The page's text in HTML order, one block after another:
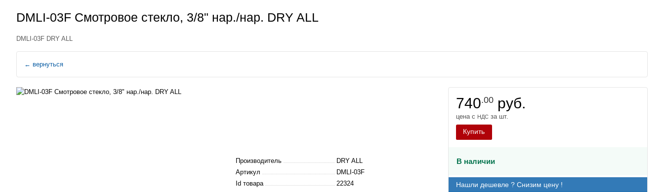
DMLI-03F Смотровое стекло, 3/8" нар./нар. DRY ALL
DMLI-03F DRY ALL
← вернуться
Производитель
DRY ALL
Артикул
DMLI-03F
Id товара
22324
740.00 руб.
цена с НДС за шт.
Купить
В наличии
Нашли дешевле ? Снизим цену !